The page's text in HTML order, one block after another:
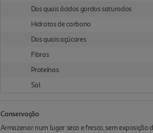
Dos quais ácidos gordos saturados
Hidratos de carbono
Dos quais açúcares
Fibras
Proteínas
Sal
Conservação
Armazenar num lugar seco e fresco, sem exposição